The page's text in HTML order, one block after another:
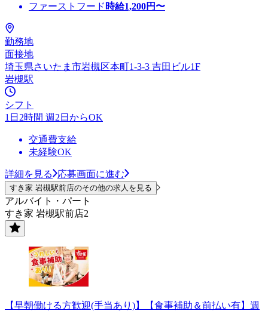
ファーストフード 時給1,200円〜
勤務地
面接地
埼玉県さいたま市岩槻区本町1-3-3 吉田ビル1F
岩槻駅
シフト
1日2時間 週2日からOK
交通費支給
未経験OK
詳細を見る 応募画面に進む
すき家 岩槻駅前店のその他の求人を見る
アルバイト・パート
すき家 岩槻駅前店2
【早朝働ける方歓迎(手当あり)】【食事補助＆前払い有】週